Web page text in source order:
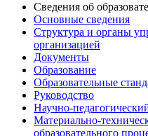
Сведения об
Основные сведения
Структура и органы
организацией
Документы
Образование
Образовательные
Руководство
Научно-
Материально-
образовательного